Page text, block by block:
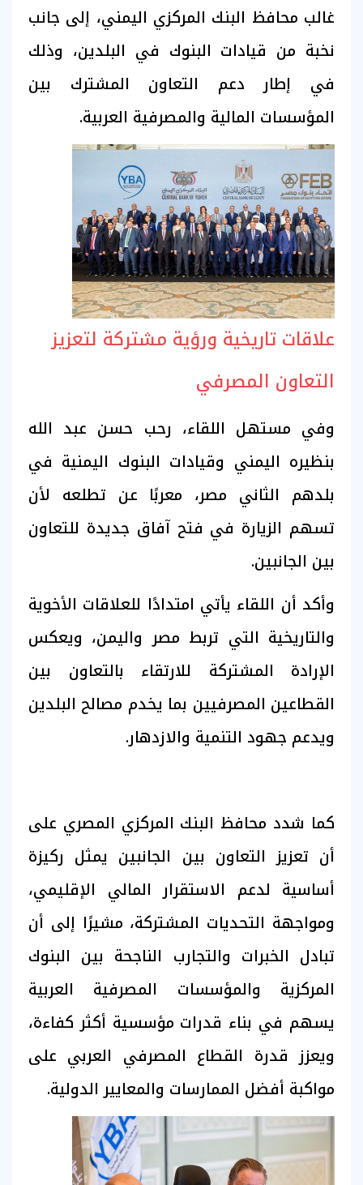
غالب محافظ البنك المركزي اليمني، إلى جانب
نخبة من قيادات البنوك في البلدين، وذلك
في إطار دعم التعاون المشترك بين
المؤسسات المالية والمصرفية العربية.
علاقات تاريخية ورؤية مشتركة لتعزيز
التعاون المصرفي
وفي مستهل اللقاء، رحب حسن عبد الله
بنظيره اليمني وقيادات البنوك اليمنية في
بلدهم الثاني مصر، معربًا عن تطلعه لأن
تسهم الزيارة في فتح آفاق جديدة للتعاون
بين الجانبين.
وأكد أن اللقاء يأتي امتدادًا للعلاقات الأخوية
والتاريخية التي تربط مصر واليمن، ويعكس
الإرادة المشتركة للارتقاء بالتعاون بين
القطاعين المصرفيين بما يخدم مصالح البلدين
ويدعم جهود التنمية والازدهار.
كما شدد محافظ البنك المركزي المصري على
أن تعزيز التعاون بين الجانبين يمثل ركيزة
أساسية لدعم الاستقرار المالي الإقليمي،
ومواجهة التحديات المشتركة، مشيرًا إلى أن
تبادل الخبرات والتجارب الناجحة بين البنوك
المركزية والمؤسسات المصرفية العربية
يسهم في بناء قدرات مؤسسية أكثر كفاءة،
ويعزز قدرة القطاع المصرفي العربي على
مواكبة أفضل الممارسات والمعايير الدولية.